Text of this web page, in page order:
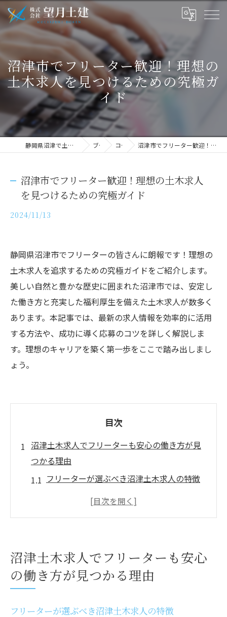
沼津市でフリーター歓迎！理想の
土木求人を見つけるための究極ガ
イド
静岡県沼津で土木の求人なら株式会社望月土建 ブログ コラム 沼津市でフリーター歓迎！理想の土木求人を見つけるための究極ガイド
沼津市でフリーター歓迎！理想の土木求人
を見つけるための究極ガイド
2024/11/13
静岡県沼津市でフリーターの皆さんに朗報です！理想の
土木求人を追求するための究極ガイドをご紹介します。
美しい自然と豊かな歴史に囲まれた沼津市では、安定し
た働き方と充実した福利厚生を備えた土木求人が数多く
あります。本記事では、最新の求人情報を効率的に活用
する方法や、成功に導く応募のコツを詳しく解説しま
す。理想のキャリアを築く第一歩をここで踏み出しまし
ょう。
目次
沼津土木求人でフリーターも安心の働き方が見
つかる理由
フリーターが選ぶべき沼津土木求人の特徴
安心して働ける職場環境の魅力
安心の労働条件を見つけるために
沼津土木求人でのキャリアアップの道
沼津土木求人でフリーターも安心
の働き方が見つかる理由
フリーターが選ぶべき沼津土木求人の特徴